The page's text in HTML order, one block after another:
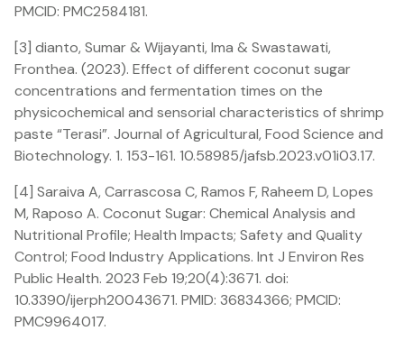
PMCID: PMC2584181.
[3] dianto, Sumar & Wijayanti, Ima & Swastawati,
Fronthea. (2023). Effect of different coconut sugar
concentrations and fermentation times on the
physicochemical and sensorial characteristics of shrimp
paste “Terasi”. Journal of Agricultural, Food Science and
Biotechnology. 1. 153-161. 10.58985/jafsb.2023.v01i03.17.
[4] Saraiva A, Carrascosa C, Ramos F, Raheem D, Lopes
M, Raposo A. Coconut Sugar: Chemical Analysis and
Nutritional Profile; Health Impacts; Safety and Quality
Control; Food Industry Applications. Int J Environ Res
Public Health. 2023 Feb 19;20(4):3671. doi:
10.3390/ijerph20043671. PMID: 36834366; PMCID:
PMC9964017.